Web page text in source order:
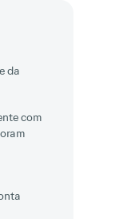
da
com